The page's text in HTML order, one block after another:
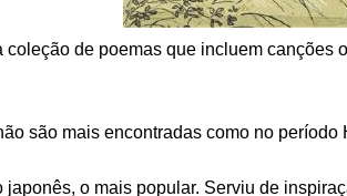
coleção de poemas que incluem canções
são mais encontradas como no período
japonês, o mais popular. Serviu de